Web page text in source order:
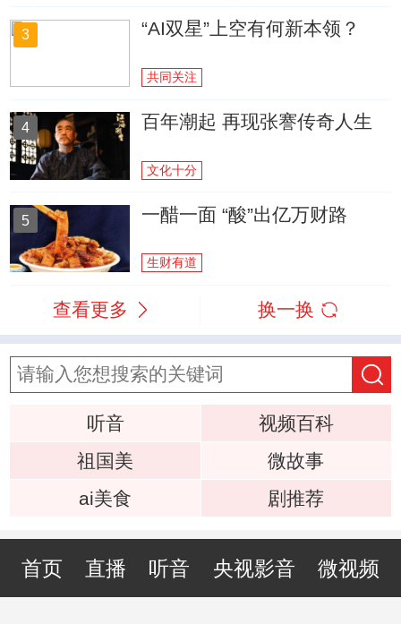
3 “AI双星”上空有何新本领？
共同关注
4 百年潮起 再现张謇传奇人生
文化十分
5 一醋一面 “酸”出亿万财路
生财有道
查看更多 换一换
听音
视频百科
祖国美
微故事
ai美食
剧推荐
首页 直播 听音 央视影音 微视频